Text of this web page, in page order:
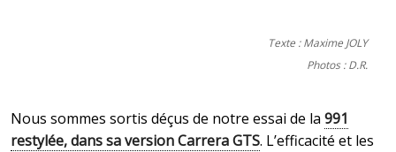
Texte : Maxime JOLY
Photos : D.R.
Nous sommes sortis déçus de notre essai de la 991
restylée, dans sa version Carrera GTS. L’efficacité et les